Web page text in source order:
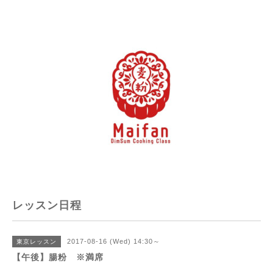
レッスン日程
東京レッスン 2017-08-16 (Wed) 14:30～
【午後】腸粉 ※満席